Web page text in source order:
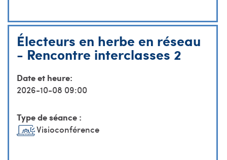
Électeurs en herbe en réseau
- Rencontre interclasses 2
Date et heure:
2026-10-08 09:00
Type de séance :
Visioconférence